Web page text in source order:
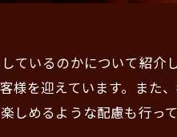
ているのかについて紹介
様を迎えています。ま
めるような配慮も行って